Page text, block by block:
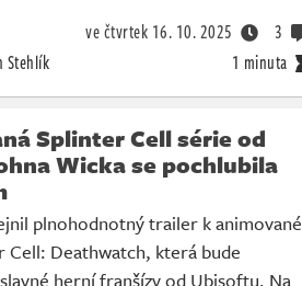
Stehlík 1 minuta
ve čtvrtek 16. 10. 2025 3
Splinter Cell série od
Wicka se pochlubila
plnohodnotný trailer k animované
Cell: Deathwatch, která bude
herní franšízy od Ubisoftu. Na